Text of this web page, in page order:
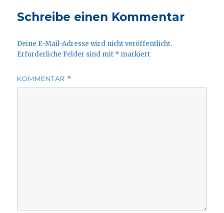
Schreibe einen Kommentar
Deine E-Mail-Adresse wird nicht veröffentlicht.
Erforderliche Felder sind mit * markiert
KOMMENTAR *